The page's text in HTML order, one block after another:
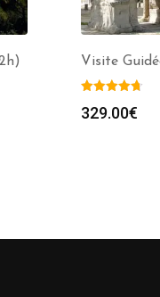
Visite
329.00€